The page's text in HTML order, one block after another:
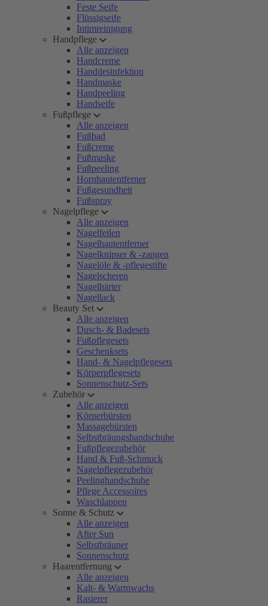
Feste Seife
Flüssigseife
Intimreinigung
Handpflege
Alle anzeigen
Handcreme
Handdesinfektion
Handmaske
Handpeeling
Handseife
Fußpflege
Alle anzeigen
Fußbad
Fußcreme
Fußmaske
Fußpeeling
Hornhautentferner
Fußgesundheit
Fußspray
Nagelpflege
Alle anzeigen
Nagelfeilen
Nagelhautentferner
Nagelknipser & -zangen
Nagelöle & -pflegestifte
Nagelscheren
Nagelhärter
Nagellack
Beauty Set
Alle anzeigen
Dusch- & Badesets
Fußpflegesets
Geschenksets
Hand- & Nagelpflegesets
Körperpflegesets
Sonnenschutz-Sets
Zubehör
Alle anzeigen
Körperbürsten
Massagebürsten
Selbstbräungshandschuhe
Fußpflegezubehör
Hand & Fuß-Schmuck
Nagelpflegezubehör
Peelinghandschuhe
Pflege Accessoires
Waschlappen
Sonne & Schutz
Alle anzeigen
After Sun
Selbstbräuner
Sonnenschutz
Haarentfernung
Alle anzeigen
Kalt- & Warmwachs
Rasierer